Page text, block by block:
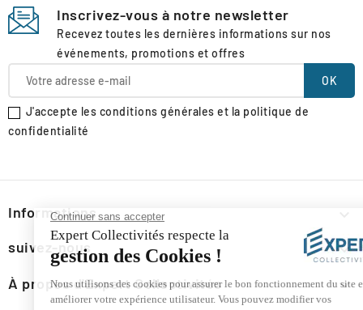
Inscrivez-vous à notre newsletter
Recevez toutes les dernières informations sur nos
événements, promotions et offres
J'accepte les conditions générales et la politique de
confidentialité
Informations
suivez-nous 
À propos d'Expert Collectivités 